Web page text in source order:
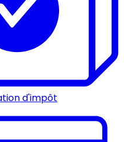
d'impôt